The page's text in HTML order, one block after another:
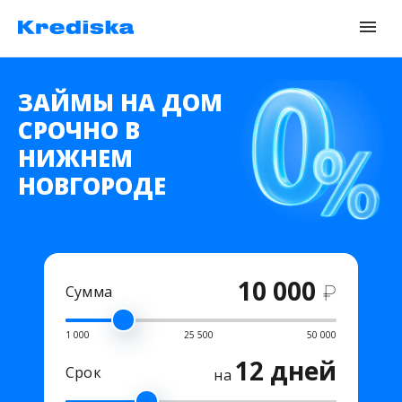
ЗАЙМЫ НА ДОМ
СРОЧНО В
НИЖНЕМ
НОВГОРОДЕ
Сумма 10 000 ₽
1 000 25 500 50 000
Срок на 12 дней